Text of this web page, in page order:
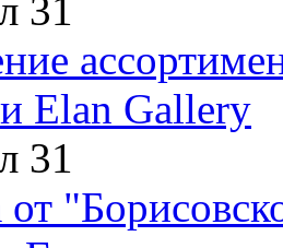
31
Elan Gallery
31